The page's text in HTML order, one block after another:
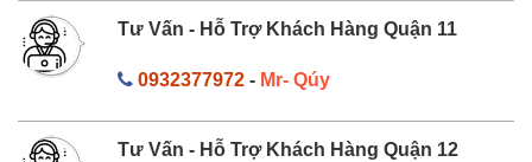
Tư Vấn - Hỗ Trợ Khách Hàng Quận 11
0932377972- Mr- Qúy
Tư Vấn - Hỗ Trợ Khách Hàng Quận 12